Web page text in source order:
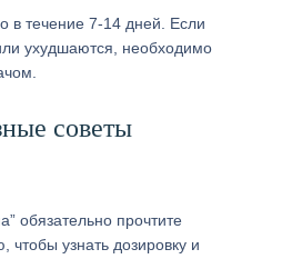
в течение 7-14 дней. Если
ухудшаются, необходимо
советы
обязательно прочтите
узнать дозировку и